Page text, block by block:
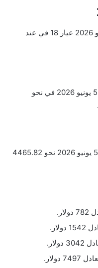
استقر سعر الذهب اليوم الجمعة 5 يونيو 2026 عيار 18 في عند
سجل سعر الجنيه الذهب اليوم الجمعة 5 يونيو 2026 في نحو
سجل سعر أونصة الذهب اليوم الجمعة 5 يونيو 2026 نحو 4465.82